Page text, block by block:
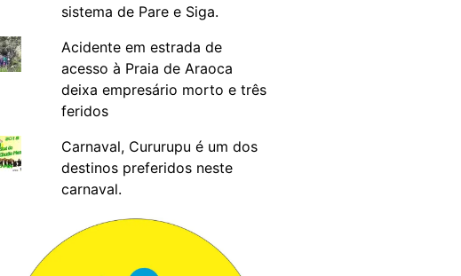
sistema de Pare e Siga.
Acidente em estrada de
acesso à Praia de Araoca
deixa empresário morto e três
feridos
Carnaval, Cururupu é um dos
destinos preferidos neste
carnaval.